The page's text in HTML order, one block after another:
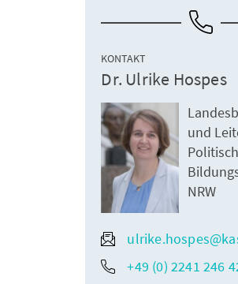
Harald Biermann, Präsident der Stiftung Haus
Deutschland, in seinem
KONTAKT
Dr. Ulrike Hospes
und
NRW
+49 (0) 2241 246